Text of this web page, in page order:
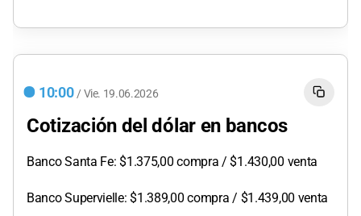
10:00 / Vie. 19.06.2026
Cotización del dólar en bancos
Banco Santa Fe: $1.375,00 compra / $1.430,00 venta
Banco Supervielle: $1.389,00 compra / $1.439,00 venta